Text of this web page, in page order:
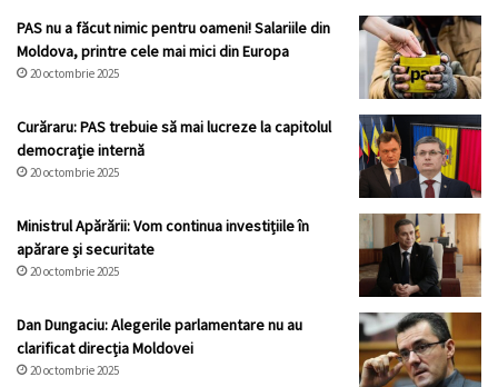
PAS nu a făcut nimic pentru oameni! Salariile din
Moldova, printre cele mai mici din Europa
20 octombrie 2025
Curăraru: PAS trebuie să mai lucreze la capitolul
democrație internă
20 octombrie 2025
Ministrul Apărării: Vom continua investițiile în
apărare și securitate
20 octombrie 2025
Dan Dungaciu: Alegerile parlamentare nu au
clarificat direcția Moldovei
20 octombrie 2025